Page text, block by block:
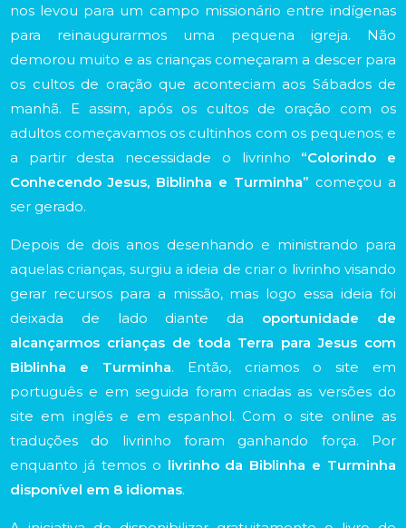
nos levou para um campo missionário entre indígenas
para reinaugurarmos uma pequena igreja. Não
demorou muito e as crianças começaram a descer para
os cultos de oração que aconteciam aos Sábados de
manhã. E assim, após os cultos de oração com os
adultos começavamos os cultinhos com os pequenos; e
a partir desta necessidade o livrinho “Colorindo e
Conhecendo Jesus, Biblinha e Turminha” começou a
ser gerado.
Depois de dois anos desenhando e ministrando para
aquelas crianças, surgiu a ideia de criar o livrinho visando
gerar recursos para a missão, mas logo essa ideia foi
deixada de lado diante da oportunidade de
alcançarmos crianças de toda Terra para Jesus com
Biblinha e Turminha. Então, criamos o site em
português e em seguida foram criadas as versões do
site em inglês e em espanhol. Com o site online as
traduções do livrinho foram ganhando força. Por
enquanto já temos o livrinho da Biblinha e Turminha
disponível em 8 idiomas.